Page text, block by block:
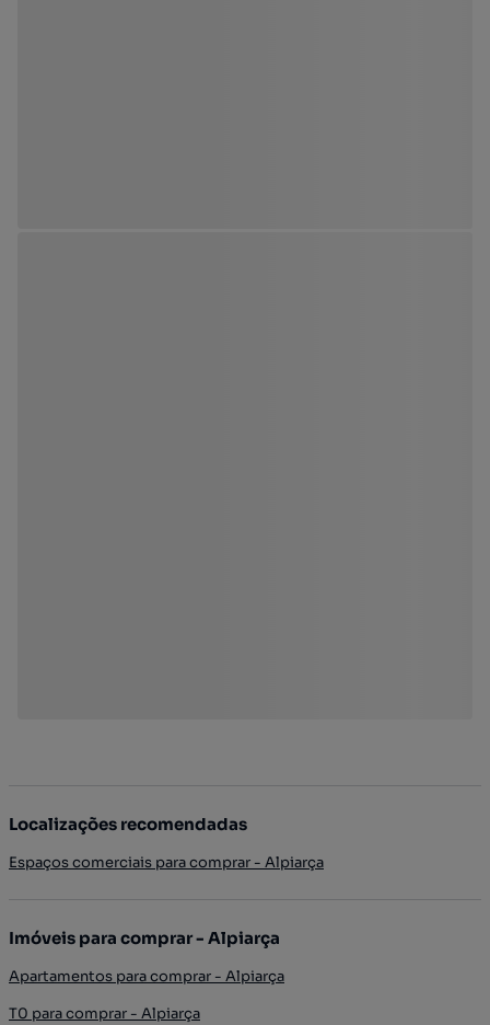
Localizações recomendadas
Espaços comerciais para comprar - Alpiarça
Imóveis para comprar - Alpiarça
Apartamentos para comprar - Alpiarça
T0 para comprar - Alpiarça